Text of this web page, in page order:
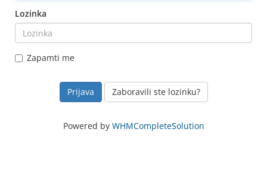
Lozinka
Zapamti me
Zaboravili ste lozinku?
Powered by WHMCompleteSolution